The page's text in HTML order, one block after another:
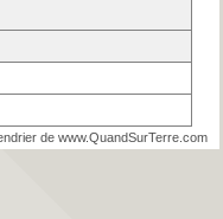
de www.QuandSurTerre.com